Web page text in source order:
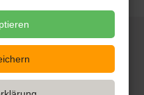
Angebot der